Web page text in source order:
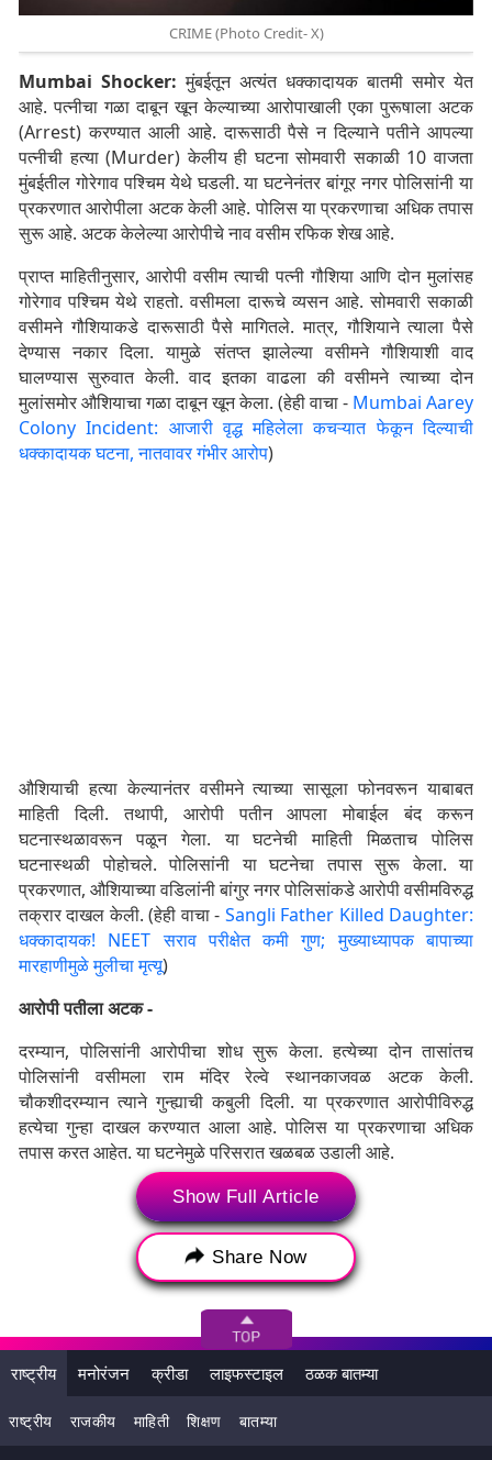
CRIME (Photo Credit- X)
Mumbai Shocker: मुंबईतून अत्यंत धक्कादायक बातमी समोर येत
आहे. पत्नीचा गळा दाबून खून केल्याच्या आरोपाखाली एका पुरूषाला अटक
(Arrest) करण्यात आली आहे. दारूसाठी पैसे न दिल्याने पतीने आपल्या
पत्नीची हत्या (Murder) केलीय ही घटना सोमवारी सकाळी 10 वाजता
मुंबईतील गोरेगाव पश्चिम येथे घडली. या घटनेनंतर बांगूर नगर पोलिसांनी या
प्रकरणात आरोपीला अटक केली आहे. पोलिस या प्रकरणाचा अधिक तपास
सुरू आहे. अटक केलेल्या आरोपीचे नाव वसीम रफिक शेख आहे.
प्राप्त माहितीनुसार, आरोपी वसीम त्याची पत्नी गौशिया आणि दोन मुलांसह
गोरेगाव पश्चिम येथे राहतो. वसीमला दारूचे व्यसन आहे. सोमवारी सकाळी
वसीमने गौशियाकडे दारूसाठी पैसे मागितले. मात्र, गौशियाने त्याला पैसे
देण्यास नकार दिला. यामुळे संतप्त झालेल्या वसीमने गौशियाशी वाद
घालण्यास सुरुवात केली. वाद इतका वाढला की वसीमने त्याच्या दोन
मुलांसमोर औशियाचा गळा दाबून खून केला. (हेही वाचा - Mumbai Aarey
Colony Incident: आजारी वृद्ध महिलेला कचऱ्यात फेकून दिल्याची
धक्कादायक घटना, नातवावर गंभीर आरोप)
औशियाची हत्या केल्यानंतर वसीमने त्याच्या सासूला फोनवरून याबाबत
माहिती दिली. तथापी, आरोपी पतीन आपला मोबाईल बंद करून
घटनास्थळावरून पळून गेला. या घटनेची माहिती मिळताच पोलिस
घटनास्थळी पोहोचले. पोलिसांनी या घटनेचा तपास सुरू केला. या
प्रकरणात, औशियाच्या वडिलांनी बांगुर नगर पोलिसांकडे आरोपी वसीमविरुद्ध
तक्रार दाखल केली. (हेही वाचा - Sangli Father Killed Daughter:
धक्कादायक! NEET सराव परीक्षेत कमी गुण; मुख्याध्यापक बापाच्या
मारहाणीमुळे मुलीचा मृत्यू)
आरोपी पतीला अटक -
दरम्यान, पोलिसांनी आरोपीचा शोध सुरू केला. हत्येच्या दोन तासांतच
पोलिसांनी वसीमला राम मंदिर रेल्वे स्थानकाजवळ अटक केली.
चौकशीदरम्यान त्याने गुन्ह्याची कबुली दिली. या प्रकरणात आरोपीविरुद्ध
हत्येचा गुन्हा दाखल करण्यात आला आहे. पोलिस या प्रकरणाचा अधिक
तपास करत आहेत. या घटनेमुळे परिसरात खळबळ उडाली आहे.
Show Full Article
Share Now
राष्ट्रीय मनोरंजन क्रीडा लाइफस्टाइल ठळक बातम्या
राष्ट्रीय राजकीय माहिती शिक्षण बातम्या